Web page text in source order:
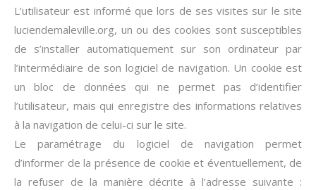
L’utilisateur est informé que lors de ses visites sur le site
luciendemaleville.org, un ou des cookies sont susceptibles
de s’installer automatiquement sur son ordinateur par
l’intermédiaire de son logiciel de navigation. Un cookie est
un bloc de données qui ne permet pas d’identifier
l’utilisateur, mais qui enregistre des informations relatives
à la navigation de celui-ci sur le site.
Le paramétrage du logiciel de navigation permet
d’informer de la présence de cookie et éventuellement, de
la refuser de la manière décrite à l’adresse suivante :